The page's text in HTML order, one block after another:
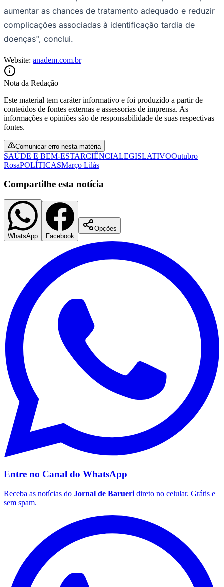
São Paulo
Santos
Flamengo
aumentar as chances de tratamento adequado e reduzir
complicações associadas à identificação tardia de
doenças", conclui.
Website: anadem.com.br
Nota da Redação
Este material tem caráter informativo e foi produzido a partir de
conteúdos de fontes externas e assessorias de imprensa. As
informações e opiniões são de responsabilidade de suas respectivas
fontes.
Comunicar erro nesta matéria
SAÚDE E BEM-ESTARCIÊNCIALEGISLATIVOOutubro
RosaPOLÍTICASMarço Lilás
Compartilhe esta notícia
WhatsApp Facebook
Opções
Entre no Canal do WhatsApp
Receba as notícias do Jornal de Barueri direto no celular. Grátis e
sem spam.